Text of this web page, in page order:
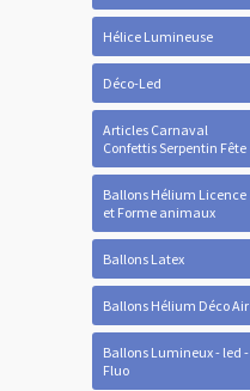
Hélice Lumineuse
Déco-Led
Articles Carnaval
Confettis Serpentin Fête
Ballons Hélium Licence
et Forme animaux
Ballons Latex
Ballons Hélium Déco Air
Ballons Lumineux - led -
Fluo